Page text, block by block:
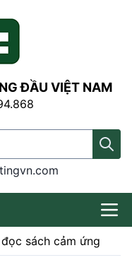
ĐẦU VIỆT NAM
sách cảm ứng